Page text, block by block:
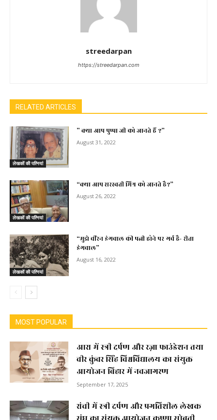
streedarpan
https://streedarpan.com
RELATED ARTICLES
लेखकों की पत्नियां
” क्या आप पुष्पा जी को जानते हैं ?”
August 31, 2022
लेखकों की पत्नियां
“क्या आप सरस्वती मिश्र को जानते है?”
August 26, 2022
लेखकों की पत्नियां
“मुझे वीरेन डंगवाल की पत्नी होने पर गर्व है- रीता
डंगवाल”
August 16, 2022
MOST POPULAR
आरा में स्त्री दर्पण और रज़ा फाउंडेशन तथा
वीर कुंवर सिंह विश्वविद्यालय का संयुक्त
आयोजन बिहार में नवजागरण
September 17, 2025
रांची में स्त्री दर्पण और प्रगतिशील लेखक